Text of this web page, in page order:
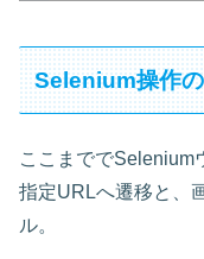
Selenium操作
ここまででSelenium
指定URLへ遷移と、
ル。